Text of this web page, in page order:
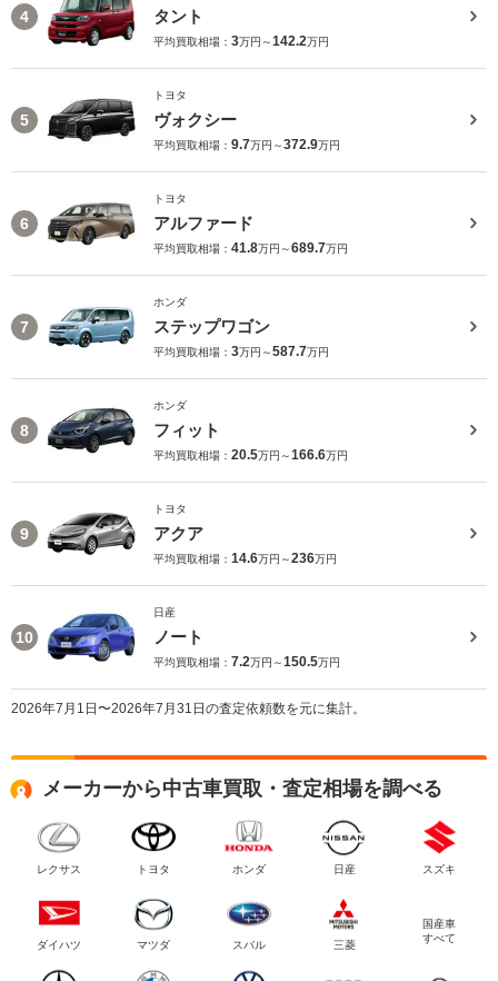
4 タント
平均買取相場： 3万円～142.2万円
5
トヨタ
ヴォクシー
平均買取相場： 9.7万円～372.9万円
6
トヨタ
アルファード
平均買取相場： 41.8万円～689.7万円
7
ホンダ
ステップワゴン
平均買取相場： 3万円～587.7万円
8
ホンダ
フィット
平均買取相場： 20.5万円～166.6万円
9
トヨタ
アクア
平均買取相場： 14.6万円～236万円
10
日産
ノート
平均買取相場： 7.2万円～150.5万円
2026年7月1日〜2026年7月31日の査定依頼数を元に集計。
メーカーから中古車買取・査定相場を調べる
レクサス トヨタ ホンダ 日産 スズキ
ダイハツ マツダ スバル 三菱
国産車
すべて